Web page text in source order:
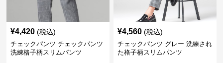
¥4,420 (税込)
チェックパンツ チェックパンツ
洗練格子柄スリムパンツ
¥4,560 (税込)
チェックパンツ グレー 洗練され
た格子柄スリムパンツ